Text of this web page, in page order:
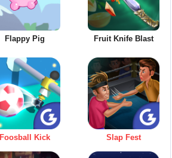
Flappy Pig Fruit Knife Blast
Foosball Kick Slap Fest